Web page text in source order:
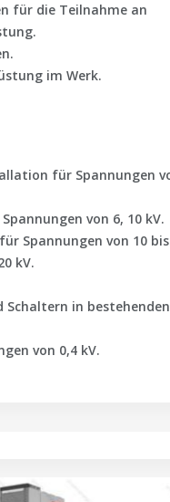
für die Teilnahme an
im Werk.
für Spannungen
von 6, 10 kV.
Spannungen von 10 bis
kV.
in bestehenden
von 0,4 kV.